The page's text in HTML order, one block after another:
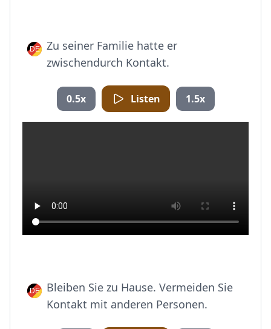
Zu seiner Familie hatte er
zwischendurch Kontakt.
0.5x Listen 1.5x
Bleiben Sie zu Hause. Vermeiden Sie
Kontakt mit anderen Personen.